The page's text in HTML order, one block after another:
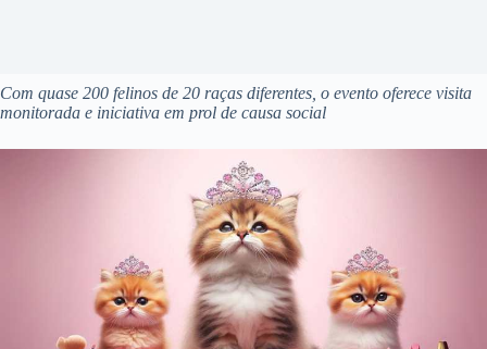
Com quase 200 felinos de 20 raças diferentes, o evento oferece visita
monitorada e iniciativa em prol de causa social